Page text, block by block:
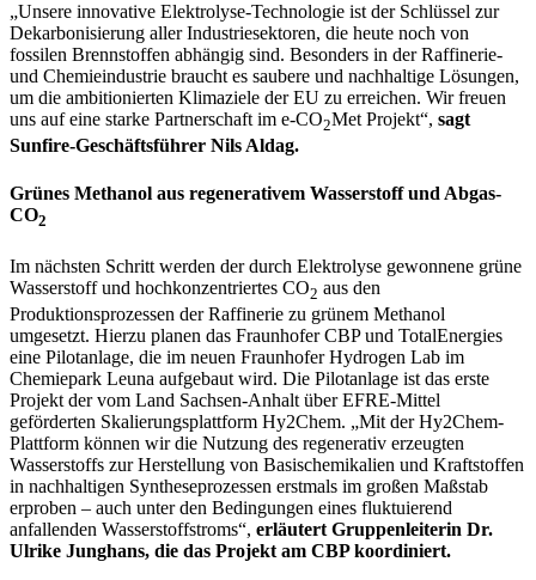
„Unsere innovative Elektrolyse-Technologie ist der Schlüssel zur
Dekarbonisierung aller Industriesektoren, die heute noch von
fossilen Brennstoffen abhängig sind. Besonders in der Raffinerie-
und Chemieindustrie braucht es saubere und nachhaltige Lösungen,
um die ambitionierten Klimaziele der EU zu erreichen. Wir freuen
uns auf eine starke Partnerschaft im e-CO2Met Projekt“, sagt
Sunfire-Geschäftsführer Nils Aldag.
Grünes Methanol aus regenerativem Wasserstoff und Abgas-
CO2
Im nächsten Schritt werden der durch Elektrolyse gewonnene grüne
Wasserstoff und hochkonzentriertes CO2 aus den
Produktionsprozessen der Raffinerie zu grünem Methanol
umgesetzt. Hierzu planen das Fraunhofer CBP und TotalEnergies
eine Pilotanlage, die im neuen Fraunhofer Hydrogen Lab im
Chemiepark Leuna aufgebaut wird. Die Pilotanlage ist das erste
Projekt der vom Land Sachsen-Anhalt über EFRE-Mittel
geförderten Skalierungsplattform Hy2Chem. „Mit der Hy2Chem-
Plattform können wir die Nutzung des regenerativ erzeugten
Wasserstoffs zur Herstellung von Basischemikalien und Kraftstoffen
in nachhaltigen Syntheseprozessen erstmals im großen Maßstab
erproben – auch unter den Bedingungen eines fluktuierend
anfallenden Wasserstoffstroms“, erläutert Gruppenleiterin Dr.
Ulrike Junghans, die das Projekt am CBP koordiniert.